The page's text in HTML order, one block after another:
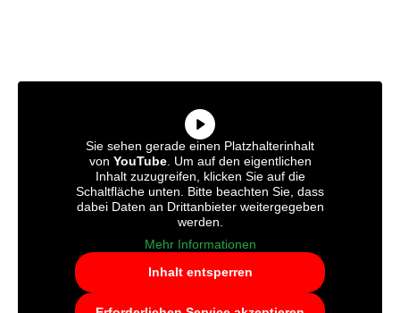
Sie sehen gerade einen Platzhalterinhalt
von YouTube. Um auf den eigentlichen
Inhalt zuzugreifen, klicken Sie auf die
Schaltfläche unten. Bitte beachten Sie, dass
dabei Daten an Drittanbieter weitergegeben
werden.
Mehr Informationen
Inhalt entsperren